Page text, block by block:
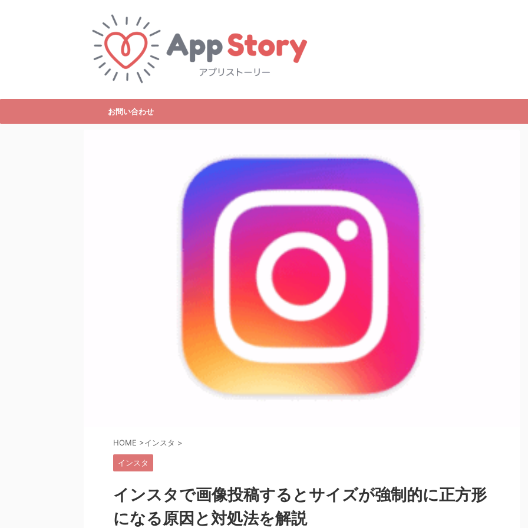
お問い合わせ
HOME >インスタ >
インスタ
インスタで画像投稿するとサイズが強制的に正方形
になる原因と対処法を解説